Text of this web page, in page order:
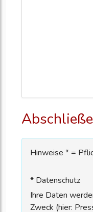
Hinweise * =
* Datenschutz
Ihre Daten
Zweck (hier: